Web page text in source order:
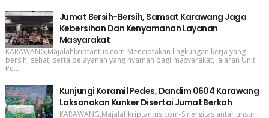
Jumat Bersih-Bersih, Samsat Karawang Jaga
Kebersihan Dan Kenyamanan Layanan
Masyarakat
KARAWANG,Majalahkriptantus.com-Menciptakan lingkungan kerja yang
bersih, sehat, serta pelayanan yang nyaman bagi masyarakat, jajaran Unit
Pe...
Kunjungi Koramil Pedes, Dandim 0604 Karawang
Laksanakan Kunker Disertai Jumat Berkah
KARAWANG,Majalahkriptantus.com-Sinergitas antar unsur